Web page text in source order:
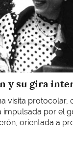
y su gira
visita protocolar,
impulsada por el
orientada a